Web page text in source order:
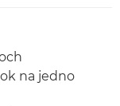
na jedno